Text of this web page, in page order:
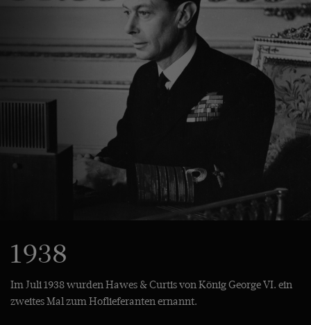
1938
Im Juli 1938 wurden Hawes & Curtis von König George VI. ein
zweites Mal zum Hoflieferanten ernannt.